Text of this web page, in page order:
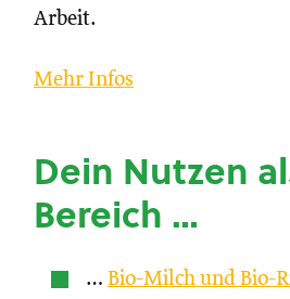
Arbeit.
Mehr Infos
Dein Nutzen
Bereich …
… Bio-Milch und Bio-